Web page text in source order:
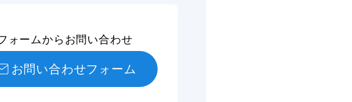
ォームからお問い合わせ
お問い合わせフォーム